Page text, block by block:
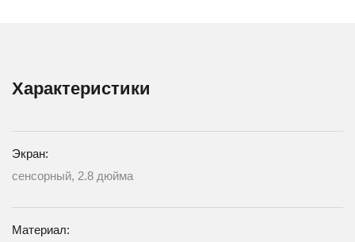
Характеристики
Экран:
сенсорный, 2.8 дюйма
Материал: